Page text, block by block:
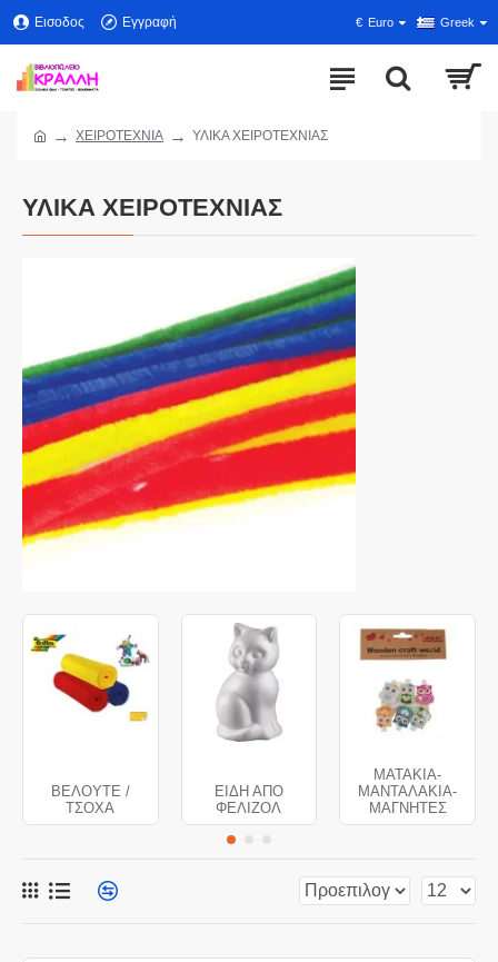
Εισοδος Εγγραφή € Euro Greek
ΧΕΙΡΟΤΕΧΝΙΑ ΥΛΙΚΑ ΧΕΙΡΟΤΕΧΝΙΑΣ
ΥΛΙΚΑ ΧΕΙΡΟΤΕΧΝΙΑΣ
ΒΕΛΟΥΤΕ /
ΤΣΟΧΑ
ΕΙΔΗ ΑΠΟ
ΦΕΛΙΖΟΛ
ΜΑΤΑΚΙΑ-
ΜΑΝΤΑΛΑΚΙΑ-
ΜΑΓΝΗΤΕΣ